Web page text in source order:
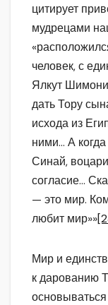
цитирует
мудрецами
человек, с
Ялкут
дать Тору
исхода из
ними… А
Синай,
согласие…
— это мир.
любит мир»»
Мир и
к дарованию
основываться